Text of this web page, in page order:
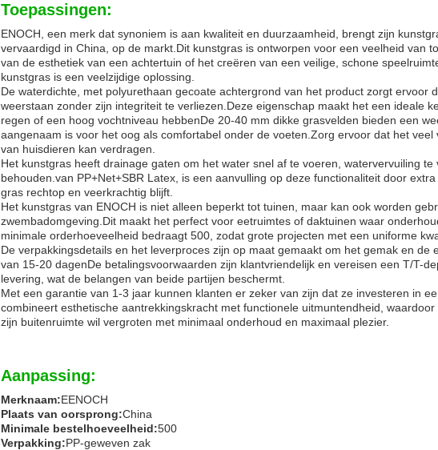
Toepassingen:
ENOCH, een merk dat synoniem is aan kwaliteit en duurzaamheid, brengt zijn
vervaardigd in China, op de markt.Dit kunstgras is ontworpen voor een veelheid van
van de esthetiek van een achtertuin of het creëren van een veilige, schone
kunstgras is een veelzijdige oplossing.
De waterdichte, met polyurethaan gecoate achtergrond van het product zorgt ervoor
weerstaan zonder zijn integriteit te verliezen.Deze eigenschap maakt het een ideale
regen of een hoog vochtniveau hebbenDe 20-40 mm dikke grasvelden bieden een
aangenaam is voor het oog als comfortabel onder de voeten.Zorg ervoor dat het
van huisdieren kan verdragen.
Het kunstgras heeft drainage gaten om het water snel af te voeren, watervervuiling
behouden.van PP+Net+SBR Latex, is een aanvulling op deze functionaliteit door
gras rechtop en veerkrachtig blijft.
Het kunstgras van ENOCH is niet alleen beperkt tot tuinen, maar kan ook worden
zwembadomgeving.Dit maakt het perfect voor eetruimtes of daktuinen waar
minimale orderhoeveelheid bedraagt 500, zodat grote projecten met een uniforme
De verpakkingsdetails en het leverproces zijn op maat gemaakt om het gemak en de
van 15-20 dagenDe betalingsvoorwaarden zijn klantvriendelijk en vereisen een T/T-
levering, wat de belangen van beide partijen beschermt.
Met een garantie van 1-3 jaar kunnen klanten er zeker van zijn dat ze investeren in
combineert esthetische aantrekkingskracht met functionele uitmuntendheid,
zijn buitenruimte wil vergroten met minimaal onderhoud en maximaal plezier.
Aanpassing:
Merknaam:EENOCH
Plaats van oorsprong:China
Minimale bestelhoeveelheid:500
Verpakking:PP-geweven zak